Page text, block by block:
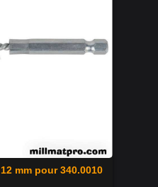
mm pour 340.0010